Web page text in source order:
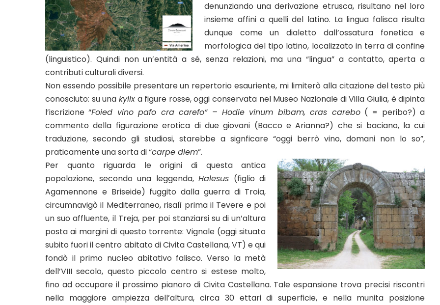
denunziando una derivazione etrusca, risultano nel loro
insieme affini a quelli del latino. La lingua falisca risulta
dunque come un dialetto dall’ossatura fonetica e
morfologica del tipo latino, localizzato in terra di confine
(linguistico). Quindi non un’entità a sé, senza relazioni, ma una “lingua” a contatto, aperta a
contributi culturali diversi.
Non essendo possibile presentare un repertorio esauriente, mi limiterò alla citazione del testo più
conosciuto: su una kylixa figure rosse, oggi conservata nel Museo Nazionale di Villa Giulia, è dipinta
l’iscrizione “Foied vino pafo cra carefo” – Hodie vinum bibam, cras carebo( = peribo?) a
commento della figurazione erotica di due giovani (Bacco e Arianna?) che si baciano, la cui
traduzione, secondo gli studiosi, starebbe a signficare “oggi berrò vino, domani non lo so”,
praticamente una sorta di “carpe diem”.
Per quanto riguarda le origini di questa antica
popolazione, secondo una leggenda,Halesus (figlio di
Agamennone e Briseide) fuggito dalla guerra di Troia,
circumnavigò il Mediterraneo, risalì prima il Tevere e poi
un suo affluente, il Treja, per poi stanziarsi su di un’altura
posta ai margini di questo torrente: Vignale (oggi situato
subito fuori il centro abitato di Civita Castellana, VT) e qui
fondò il primo nucleo abitativo falisco. Verso la metà
dell’VIII secolo, questo piccolo centro si estese molto,
fino ad occupare il prossimo pianoro di Civita Castellana. Tale espansione trova precisi riscontri
nella maggiore ampiezza dell’altura, circa 30 ettari di superficie, e nella munita posizione